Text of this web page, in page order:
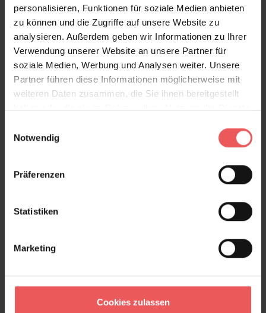
personalisieren, Funktionen für soziale Medien anbieten
zu können und die Zugriffe auf unsere Website zu
analysieren. Außerdem geben wir Informationen zu Ihrer
Verwendung unserer Website an unsere Partner für
soziale Medien, Werbung und Analysen weiter. Unsere
Partner führen diese Informationen möglicherweise mit
weiteren Daten zusammen, die Sie ihnen bereitgestellt
haben oder die sie im Rahmen Ihrer Nutzung der Dienste
Notwendig
Präferenzen
Statistiken
Marketing
Cookies zulassen
Produktgalerie überspringen
Variante
Tehani Calendula, col. 03